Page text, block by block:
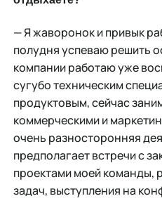
— Я жаворонок и привык
полудня успеваю решить
компании работаю уже
сугубо техническим
продуктовым, сейчас
коммерческими и
очень разносторонняя
предполагает встречи с
проектами моей команды,
задач, выступления на